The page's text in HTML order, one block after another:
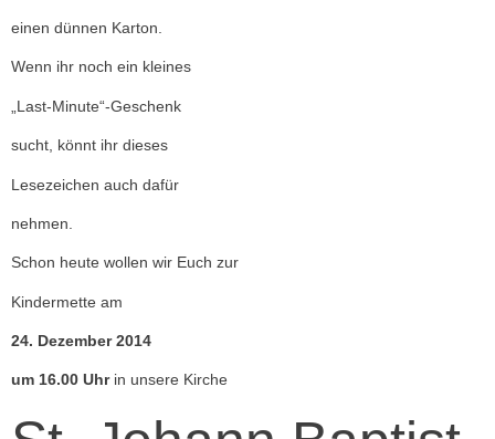
einen dünnen Karton.
Wenn ihr noch ein kleines
„Last-Minute“-Geschenk
sucht, könnt ihr dieses
Lesezeichen auch dafür
nehmen.
Schon heute wollen wir Euch zur
Kindermette am
24. Dezember 2014
um 16.00 Uhrin unsere Kirche